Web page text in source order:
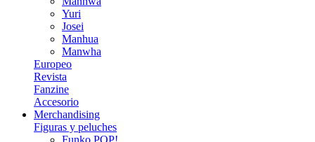
Yuri
Josei
Manhua
Manwha
Europeo
Revista
Fanzine
Accesorio
Merchandising
Figuras y peluches
Funko POP!